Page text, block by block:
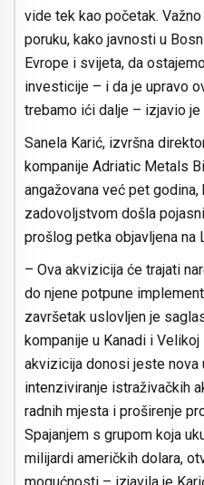
vide tek kao početak.
poruku, kako javnosti u
Evrope i svijeta, da
investicije – i da je upravo
trebamo ići dalje – izjavio
Sanela Karić, izvršna
kompanije Adriatic Metals
angažovana već pet
zadovoljstvom došla
prošlog petka objavljena na
– Ova akvizicija će trajati
do njene potpune
završetak uslovljen je
kompanije u Kanadi i
akvizicija donosi jeste nova
intenziviranje istraživačkih
radnih mjesta i proširenje
Spajanjem s grupom koja
milijardi američkih dolara,
mogućnosti – izjavila je